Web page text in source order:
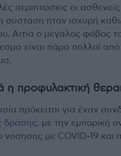
περιπτώσεις οι
σύσταση ήταν ισχυρή
Αιτία ο μεγάλος φόβος
είναι πάρα πολλοί
η προφυλακτική
πρόκειται για έναν
δράσης, με την εμπορική
νόσησης με COVID-19 και